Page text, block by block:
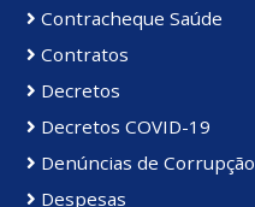
Contracheque Saúde
Contratos
Decretos
Decretos COVID-19
Denúncias de Corrupção
Despesas